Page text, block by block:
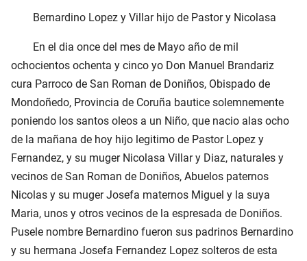
Bernardino Lopez y Villar hijo de Pastor y Nicolasa
En el dia once del mes de Mayo año de mil
ochocientos ochenta y cinco yo Don Manuel Brandariz
cura Parroco de San Roman de Doniños, Obispado de
Mondoñedo, Provincia de Coruña bautice solemnemente
poniendo los santos oleos a un Niño, que nacio alas ocho
de la mañana de hoy hijo legitimo de Pastor Lopez y
Fernandez, y su muger Nicolasa Villar y Diaz, naturales y
vecinos de San Roman de Doniños, Abuelos paternos
Nicolas y su muger Josefa maternos Miguel y la suya
Maria, unos y otros vecinos de la espresada de Doniños.
Pusele nombre Bernardino fueron sus padrinos Bernardino
y su hermana Josefa Fernandez Lopez solteros de esta